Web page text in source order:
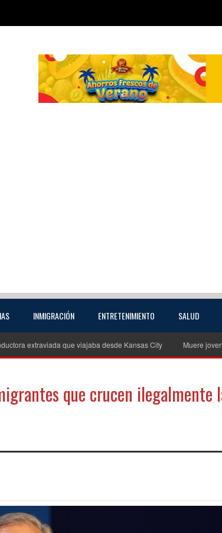
INMIGRACIÓN ENTRETENIMIENTO SALUD
extraviada que viajaba desde Kansas City Muere
que crucen ilegalmente